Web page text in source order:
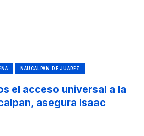
NAUCALPAN DE JUÁREZ
el acceso universal a la
asegura Isaac